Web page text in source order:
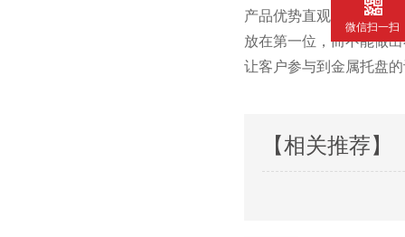
产品优势直观的展示给客
放在第一位，而不能做
让客户参与到金属托盘的设
【相关推荐】
微信扫一扫